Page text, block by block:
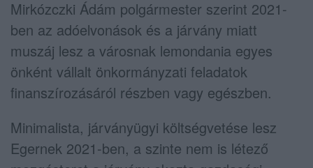
Mirkózczki Ádám polgármester szerint 2021-
ben az adóelvonások és a járvány miatt
muszáj lesz a városnak lemondania egyes
önként vállalt önkormányzati feladatok
finanszírozásáról részben vagy egészben.
Minimalista, járványügyi költségvetése lesz
Egernek 2021-ben, a szinte nem is létező